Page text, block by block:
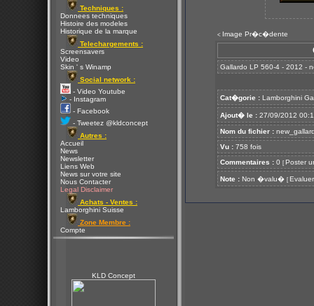
Techniques :
Donnees techniques
Histoire des modeles
Historique de la marque
Telechargements :
Screensavers
Video
Skin ' s Winamp
Social network :
- Video Youtube
- Instagram
- Facebook
- Tweetez @kldconcept
Autres :
Accueil
News
Newsletter
Liens Web
News sur votre site
Nous Contacter
Legal Disclaimer
Achats - Ventes :
Lamborghini Suisse
Zone Membre :
Compte
KLD Concept
< Image Pr�c�dente
Gallardo LP 560-4 - 2012 -
Cat�gorie : Lamborghini
Ajout� le : 27/09/2012
Nom du fichier :
Vu : 758 fois
Commentaires : 0 [ Poster
Note : Non �valu� [ Evaluer